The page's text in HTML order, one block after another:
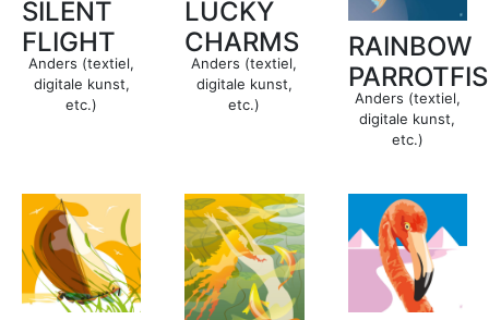
SILENT
FLIGHT
Anders (textiel,
digitale kunst,
etc.)
LUCKY
CHARMS
Anders (textiel,
digitale kunst,
etc.)
RAINBOW
Anders (textiel,
digitale kunst,
etc.)